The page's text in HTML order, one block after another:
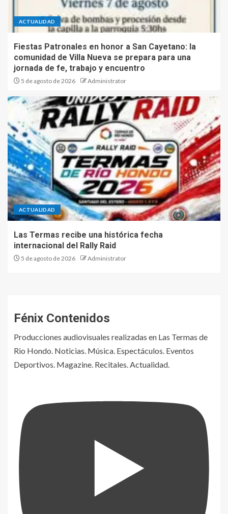
ACTUALIDAD
Fiestas Patronales en honor a San Cayetano: la
comunidad de Villa Nueva se prepara para una
jornada de fe, trabajo y encuentro
5 de agosto de 2026 Administrator
ACTUALIDAD
Las Termas recibe una histórica fecha
internacional del Rally Raid
5 de agosto de 2026 Administrator
Fénix Contenidos
Producciones audiovisuales realizadas en Las Termas de
Rio Hondo. Noticias. Música. Espectáculos. Eventos
Deportivos. Magazine. Recitales. Actualidad.